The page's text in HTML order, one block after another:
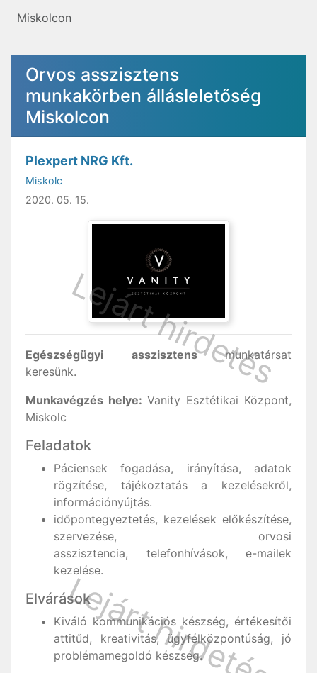
Miskolcon
Orvos asszisztens
munkakörben állásleletőség
Miskolcon
Plexpert NRG Kft.
Miskolc
2020. 05. 15.
Egészségügyi asszisztensmunkatársat
keresünk.
Munkavégzés helye: Vanity Esztétikai Központ,
Miskolc
Feladatok
Páciensek fogadása, irányítása, adatok
rögzítése, tájékoztatás a kezelésekről,
információnyújtás.
időpontegyeztetés, kezelések előkészítése,
szervezése, orvosi
asszisztencia, telefonhívások, e-mailek
kezelése.
Elvárások
Kiváló kommunikációs készség, értékesítői
attitűd, kreativitás, ügyfélközpontúság, jó
problémamegoldó készség.